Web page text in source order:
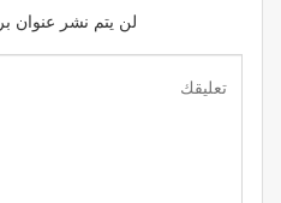
لن يتم نشر عنوان